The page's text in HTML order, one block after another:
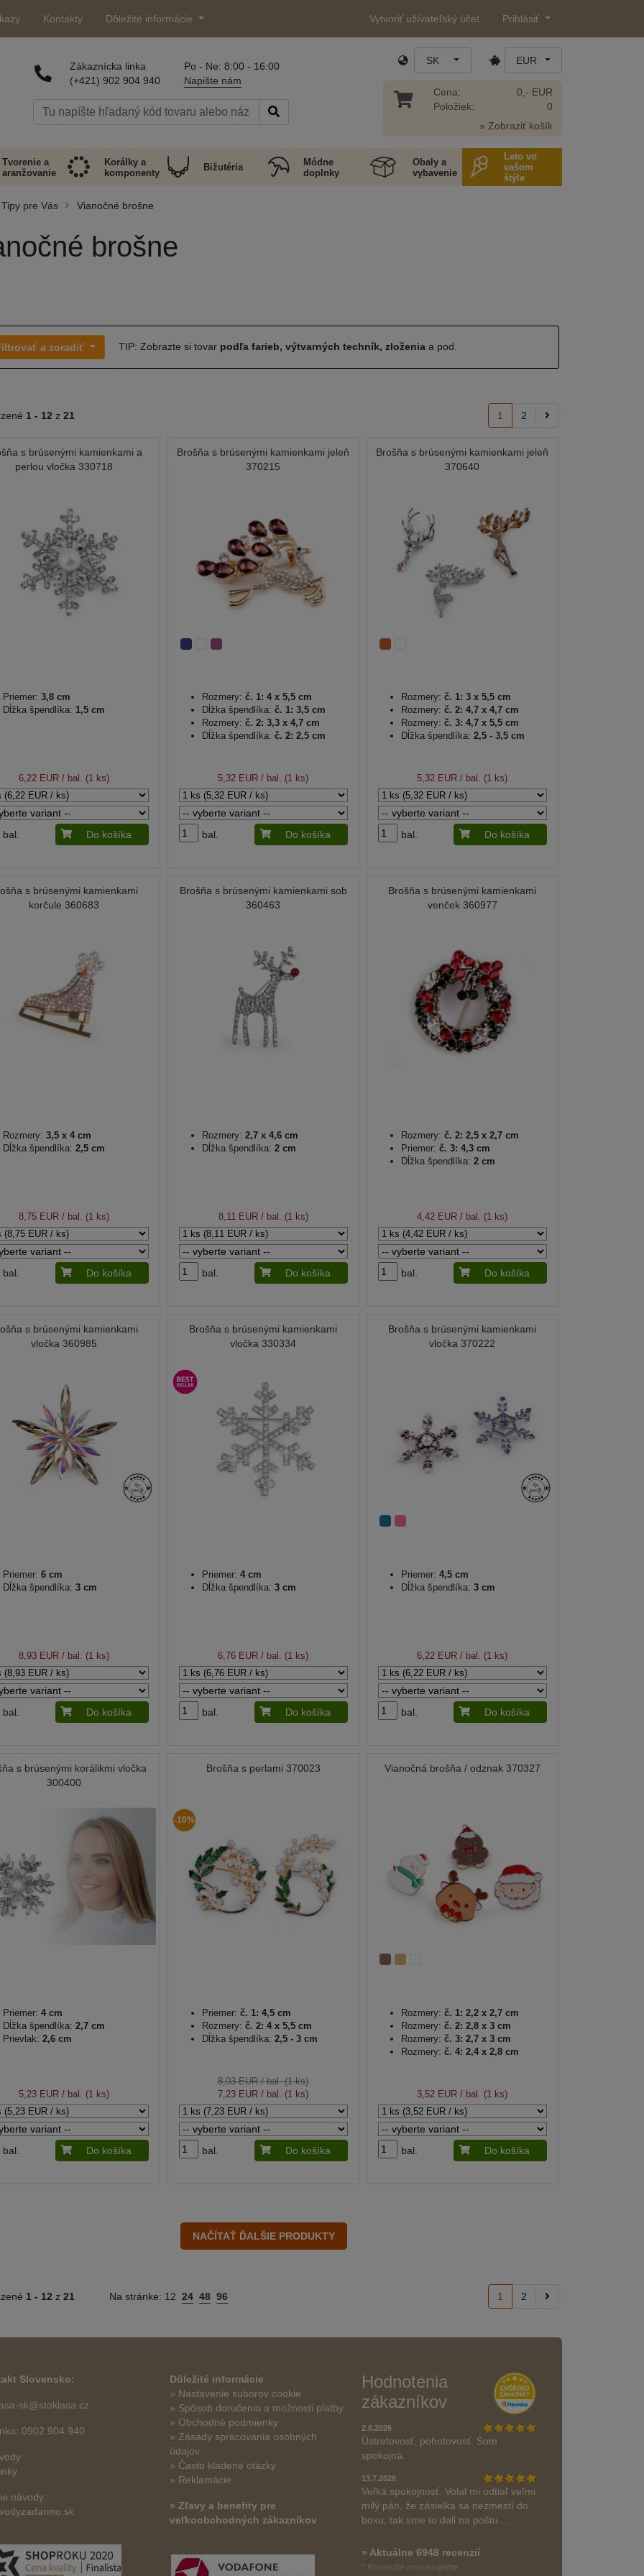
Kontakty Dôležité informácie Vytvoriť užívateľský účet Prihlásiť
Zákaznícka linka
(+421) 902 904 940
Po - Ne: 8:00 - 16:00
Napište nám
SK EUR
Cena:
Položiek:
0,- EUR
0
» Zobraziť košík
Tvorenie a
aranžovanie
Korálky a
komponenty
Bižutéria
Módne
doplnky
Obaly a
vybavenie
Leto vo
vašom
štýle
Tipy pre Vás Vianočné brošne
brošne
a zoradiť TIP: Zobrazte si tovar podľa farieb, výtvarných techník, zloženiaa pod.
1 - 12 z 21 1 2
s brúsenými kamienkami a
perlou vločka 330718
Priemer: 3,8 cm
Dĺžka špendlíka: 1,5 cm
6,22 EUR / bal. (1 ks)
bal. Do košíka
Brošňa s brúsenými kamienkami jeleň
370215
Rozmery: č. 1: 4 x 5,5 cm
Dĺžka špendlíka: č. 1: 3,5 cm
Rozmery: č. 2: 3,3 x 4,7 cm
Dĺžka špendlíka: č. 2: 2,5 cm
5,32 EUR / bal. (1 ks)
bal. Do košíka
Brošňa s brúsenými kamienkami jeleň
370640
Rozmery: č. 1: 3 x 5,5 cm
Rozmery: č. 2: 4,7 x 4,7 cm
Rozmery: č. 3: 4,7 x 5,5 cm
Dĺžka špendlíka: 2,5 - 3,5 cm
5,32 EUR / bal. (1 ks)
bal. Do košíka
s brúsenými kamienkami
korčule 360683
Rozmery: 3,5 x 4 cm
Dĺžka špendlíka: 2,5 cm
8,75 EUR / bal. (1 ks)
bal. Do košíka
Brošňa s brúsenými kamienkami sob
360463
Rozmery: 2,7 x 4,6 cm
Dĺžka špendlíka: 2 cm
8,11 EUR/ bal. (1 ks)
bal. Do košíka
Brošňa s brúsenými kamienkami
venček 360977
Rozmery: č. 2: 2,5 x 2,7 cm
Priemer: č. 3: 4,3 cm
Dĺžka špendlíka: 2 cm
4,42 EUR / bal. (1 ks)
bal. Do košíka
s brúsenými kamienkami
vločka 360985
Priemer: 6 cm
Dĺžka špendlíka: 3 cm
8,93 EUR / bal. (1 ks)
bal. Do košíka
Brošňa s brúsenými kamienkami
vločka 330334
Priemer: 4 cm
Dĺžka špendlíka: 3 cm
6,76 EUR / bal. (1 ks)
bal. Do košíka
Brošňa s brúsenými kamienkami
vločka 370222
Priemer: 4,5 cm
Dĺžka špendlíka: 3 cm
6,22 EUR / bal. (1 ks)
bal. Do košíka
s brúsenými korálikmi vločka
300400
Priemer: 4 cm
Dĺžka špendlíka: 2,7 cm
Prievlak: 2,6 cm
5,23 EUR / bal. (1 ks)
bal. Do košíka
Brošňa s perlami 370023
-10%
Priemer: č. 1: 4,5 cm
Rozmery: č. 2: 4 x 5,5 cm
Dĺžka špendlíka: 2,5 - 3 cm
8,03 EUR/ bal. (1 ks)
7,23 EUR / bal. (1 ks)
bal. Do košíka
Vianočná brošňa / odznak 370327
Rozmery: č. 1: 2,2 x 2,7 cm
Rozmery: č. 2: 2,8 x 3 cm
Rozmery: č. 3: 2,7 x 3 cm
Rozmery: č. 4: 2,4 x 2,8 cm
3,52 EUR / bal. (1 ks)
bal. Do košíka
1 - 12 z 21 Na stránke: 12 24 48 96 1 2
Slovensko:
sk@stoklasa.cz
0902 904 940
návody:
Dôležité informácie
» Nastavenie súborov cookie
» Spôsob doručenia a možnosti platby
» Obchodné podmienky
» Zásady spracovania osobných
údajov
» Často kladené otázky
» Reklamácie
» Zľavy a benefity pre
veľkoobchodných zákazníkov
Hodnotenia
zákazníkov
2.8.2026
Ústretovosť, pohotovosť. Som
spokojná.
13.7.2026
Veľká spokojnosť. Volal mi odtiaľ veľmi
milý pán, že zásielka sa nezmestí do
boxu, tak sme to dali na poštu....
» Aktuálne 6948 recenzií
* Recenzie neoverujeme